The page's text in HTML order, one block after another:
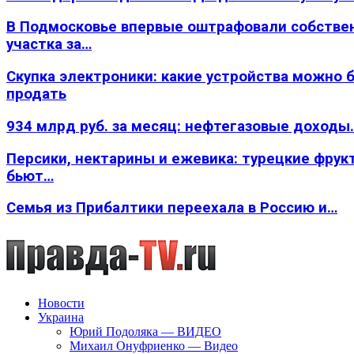
В Подмосковье впервые оштрафовали
участка за…
Скупка электроники: какие устройства можно
продать
934 млрд руб. за месяц: нефтегазовые
Персики, нектарины и ежевика: турецкие
бьют…
Семья из Прибалтики переехала в Россию и…
Новости
Украина
Юрий Подоляка — ВИДЕО
Михаил Онуфриенко — Видео